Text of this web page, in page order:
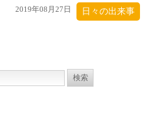
2019年08月27日 日々の出来事